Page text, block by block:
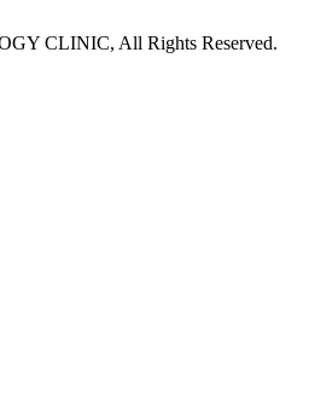
CLINIC, All Rights Reserved.